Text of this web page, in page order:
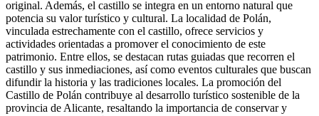
original. Además, el castillo se integra en un entorno natural que
potencia su valor turístico y cultural. La localidad de Polán,
vinculada estrechamente con el castillo, ofrece servicios y
actividades orientadas a promover el conocimiento de este
patrimonio. Entre ellos, se destacan rutas guiadas que recorren el
castillo y sus inmediaciones, así como eventos culturales que buscan
difundir la historia y las tradiciones locales. La promoción del
Castillo de Polán contribuye al desarrollo turístico sostenible de la
provincia de Alicante, resaltando la importancia de conservar y